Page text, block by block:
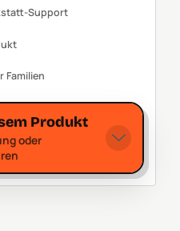
Support
Familien
Produkt
oder